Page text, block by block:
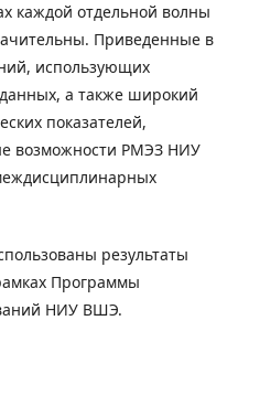
каждой отдельной волны
Приведенные в
использующих
а также широкий
показателей,
возможности РМЭЗ НИУ
результаты
Программы
НИУ ВШЭ.